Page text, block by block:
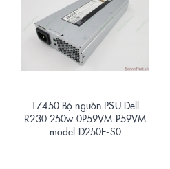
17450 Bộ nguồn PSU Dell
R230 250w 0P59VM P59VM
model D250E-S0